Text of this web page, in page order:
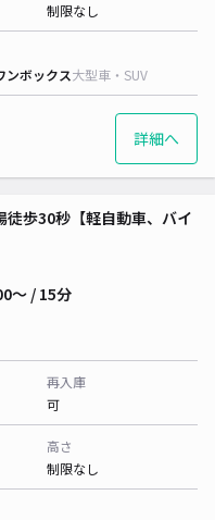
制限なし
ンボックス大型車・SUV
詳細へ
歩30秒【軽自動車、バイ
〜 / 15分
再入庫
可
高さ
制限なし